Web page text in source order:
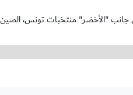
"الأخضر" منتخبات تونس، الصين،